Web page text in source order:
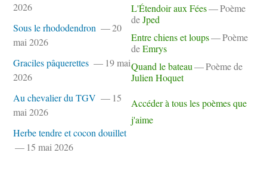
2026
Sous le rhododendron
20
mai 2026
Graciles pâquerettes
19 mai
2026
Au chevalier du TGV
15
mai 2026
Herbe tendre et cocon douillet
15 mai 2026
L'Étendoir aux Fées
Poème
deJped
Entre chiens et loups
Poème
deEmrys
Quand le bateau
Poème de
Julien Hoquet
Accéder à tous les poèmes que
j'aime